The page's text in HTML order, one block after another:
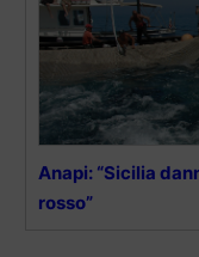
Anapi: “Sicilia
rosso”